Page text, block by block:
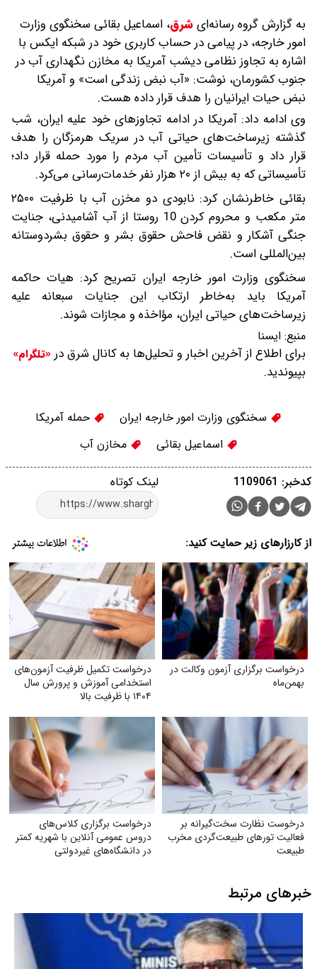
به گزارش گروه رسانه‌ایشرق، اسماعیل بقائی سخنگوی وزارت
امور خارجه، در پیامی در حساب کاربری خود در شبکه ایکس با
اشاره‌ به تجاوز نظامی دیشب آمریکا به مخازن نگهداری آب در
جنوب کشورمان، نوشت: «آب نبض زندگی است» و آمریکا
نبض حیات ایرانیان را هدف قرار داده هست.
وی ادامه داد: آمریکا در ادامه تجاوزهای خود علیه ایران، شب
گذشته زیرساخت‌های حیاتی آب در سریک هرمزگان را هدف
قرار داد و تأسیسات تأمین آب مردم را مورد حمله قرار داد؛
تأسیساتی که به بیش از ۲۰ هزار نفر خدمات‌رسانی می‌کرد.
بقائی خاطرنشان کرد: نابودی دو مخزن آب با ظرفیت ۲۵۰۰
متر مکعب و محروم کردن 10 روستا از آب آشامیدنی، جنایت
جنگی آشکار و نقض فاحش حقوق بشر و حقوق بشردوستانه
بین‌المللی است.
سخنگوی وزارت امور خارجه ایران تصریح کرد: هیات حاکمه
آمریکا باید به‌خاطر ارتکاب این جنایات سبعانه علیه
زیرساخت‌های حیاتی ایران، مؤاخذه و مجازات شوند.
منبع: ايسنا
برای اطلاع از آخرین اخبار و تحلیل‌ها به کانال شرق در «تلگرام»
بپیوندید.
سخنگوی وزارت امور خارجه ایران
حمله آمریکا
اسماعیل بقائی
مخازن آب
لینک کوتاه کدخبر: 1109061
از کارزارهای زیر حمایت کنید:
درخواست برگزاری آزمون وکالت در
بهمن‌ماه
درخواست تکمیل ظرفیت آزمون‌های
استخدامی آموزش و پرورش سال
۱۴۰۴ با ظرفیت بالا
درخوست نظارت سخت‌گیرانه بر
فعالیت تورهای طبیعت‌گردی مخرب
طبیعت
درخواست برگزاری کلاس‌های
دروس عمومی آنلاین با شهریه کمتر
در دانشگاه‌های غیردولتی
خبرهای مرتبط